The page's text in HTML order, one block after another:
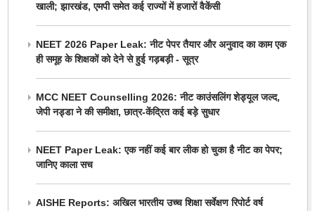
खाली; झारखंड, एमपी समेत कई राज्यों में हजारों वैकेंसी
NEET 2026 Paper Leak: नीट पेपर तैयार और अनुवाद का काम एक
ही समूह के शिक्षकों को देने से हुई गड़बड़ी - सूत्र
MCC NEET Counselling 2026: नीट काउंसलिंग शेड्यूल जल्द,
जेपी नड्डा ने की समीक्षा, छात्र-केंद्रित कई बड़े सुधार
NEET Paper Leak: एक नहीं कई बार लीक हो चुका है नीट का पेपर;
जानिए काला सच
AISHE Reports: अखिल भारतीय उच्च शिक्षा सर्वेक्षण रिपोर्ट वर्ष